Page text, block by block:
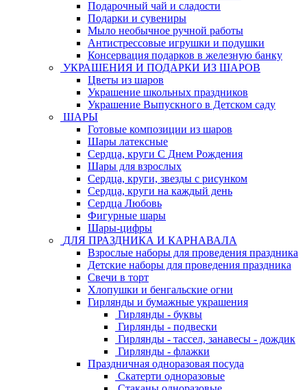
Подарочный чай и сладости
Подарки и сувениры
Мыло необычное ручной работы
Антистрессовые игрушки и подушки
Консервация подарков в железную банку
УКРАШЕНИЯ И ПОДАРКИ ИЗ ШАРОВ
Цветы из шаров
Украшение школьных праздников
Украшение Выпускного в Детском саду
ШАРЫ
Готовые композиции из шаров
Шары латексные
Сердца, круги С Днем Рождения
Шары для взрослых
Сердца, круги, звезды с рисунком
Сердца, круги на каждый день
Сердца Любовь
Фигурные шары
Шары-цифры
ДЛЯ ПРАЗДНИКА И КАРНАВАЛА
Взрослые наборы для проведения праздника
Детские наборы для проведения праздника
Свечи в торт
Хлопушки и бенгальские огни
Гирлянды и бумажные украшения
Гирлянды - буквы
Гирлянды - подвески
Гирлянды - тассел, занавесы - дождик
Гирлянды - флажки
Праздничная одноразовая посуда
Скатерти одноразовые